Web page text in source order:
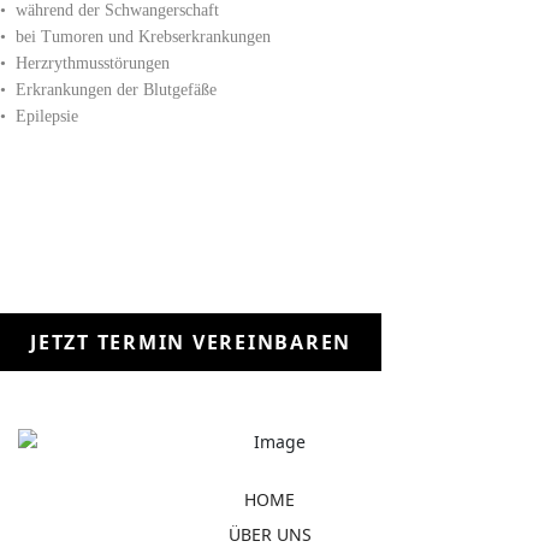
• während der Schwangerschaft
• bei Tumoren und Krebserkrankungen
• Herzrythmusstörungen
• Erkrankungen der Blutgefäße
• Epilepsie
JETZT TERMIN VEREINBAREN
HOME
ÜBER UNS